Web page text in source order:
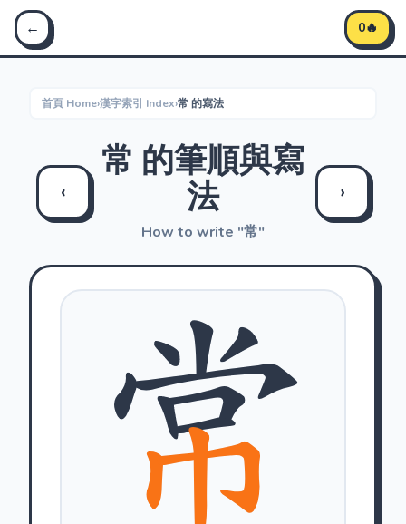
Stroke Master 筆順大師 - 學習中文筆順
←
0🔥
首頁 Home›漢字索引 Index›常 的寫法
‹
常 的筆順與寫
法
How to write "常"
›